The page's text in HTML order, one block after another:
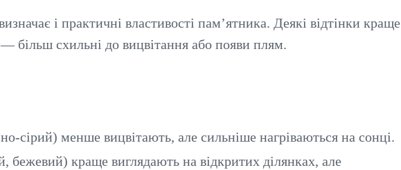
і практичні властивості пам’ятника. Деякі відтінки краще
більш схильні до вицвітання або появи плям.
сірий) менше вицвітають, але сильніше нагріваються на сонці.
бежевий) краще виглядають на відкритих ділянках, але